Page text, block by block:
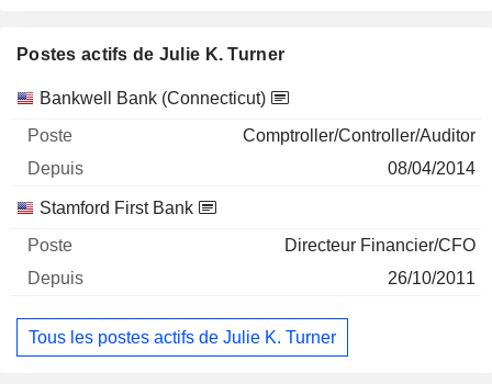
Postes actifs de Julie K. Turner
Sociétés Poste Début
Bankwell Bank (Connecticut)
Comptroller/Controller/Auditor
08/04/2014
Stamford First Bank
Directeur Financier/CFO
26/10/2011
Tous les postes actifs de Julie K. Turner